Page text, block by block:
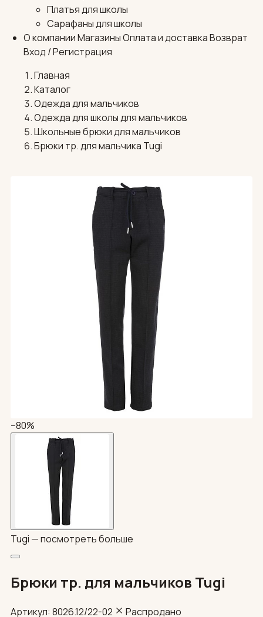
Платья для школы
Сарафаны для школы
О компанииМагазиныОплата и доставкаВозврат
Вход / Регистрация
Главная
Каталог
Одежда для мальчиков
Одежда для школы для мальчиков
Школьные брюки для мальчиков
Брюки тр. для мальчика Tugi
−80%
Tugi —посмотреть больше
Брюки тр. для мальчиков Tugi
Артикул: 8026.12/22-02
Распродано